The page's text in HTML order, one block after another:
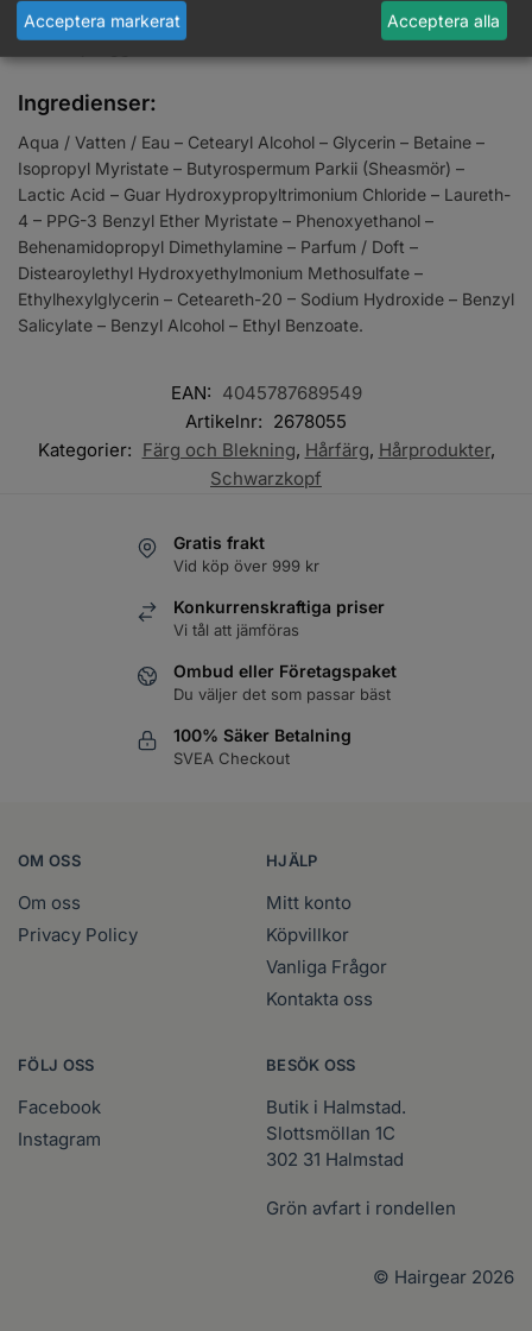
Låt verka i 30 sekunder.
Skölj noggrant.
Ingredienser:
Aqua / Vatten / Eau – Cetearyl Alcohol – Glycerin – Betaine –
Isopropyl Myristate – Butyrospermum Parkii (Sheasmör) –
Lactic Acid – Guar Hydroxypropyltrimonium Chloride – Laureth-
4 – PPG-3 Benzyl Ether Myristate – Phenoxyethanol –
Behenamidopropyl Dimethylamine – Parfum / Doft –
Distearoylethyl Hydroxyethylmonium Methosulfate –
Ethylhexylglycerin – Ceteareth-20 – Sodium Hydroxide – Benzyl
Salicylate – Benzyl Alcohol – Ethyl Benzoate.
EAN: 4045787689549
Artikelnr: 2678055
Kategorier: Färg och Blekning, Hårfärg, Hårprodukter,
Schwarzkopf
Gratis frakt
Vid köp över 999 kr
Konkurrenskraftiga priser
Vi tål att jämföras
Ombud eller Företagspaket
Du väljer det som passar bäst
100% Säker Betalning
SVEA Checkout
OM OSS
Om oss
Privacy Policy
HJÄLP
Mitt konto
Köpvillkor
Vanliga Frågor
Kontakta oss
FÖLJ OSS
Facebook
Instagram
BESÖK OSS
Butik i Halmstad.
Slottsmöllan 1C
302 31 Halmstad
Grön avfart i rondellen
© Hairgear 2026
Acceptera markerat Acceptera alla